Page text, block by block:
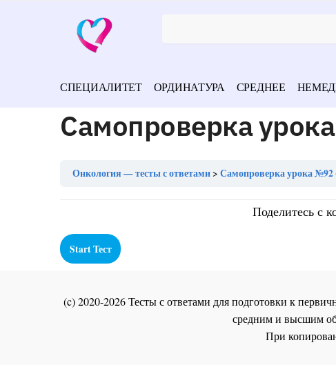
СПЕЦИАЛИТЕТ ОРДИНАТУРА СРЕДНЕЕ
Самопроверка
Онкология — тесты с ответами Самопроверка урока №92
Поделитесь с
(c) 2020-2026 Тесты с ответами для подготовки к
средним и высшим
При